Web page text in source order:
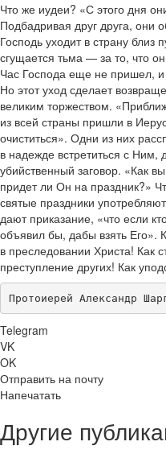
Что же иудеи? «С этого дня
Подбадривая друг друга, они
Господь уходит в страну
сгущается тьма — за то, что
Час Господа еще не пришел, и
Но этот уход сделает
великим торжеством.
из всей страны пришли в
очиститься». Одни из них
в надежде встретиться с Ним,
убийственный заговор. «Как
придет ли Он на праздник?»
святые праздники
дают приказание, «что если
объявил бы, дабы взять Его».
в преследовании Христа! Как
преступление других! Как
Протоиерей Александр
Telegram
VK
OK
Отправить на почту
Напечатать
Другие